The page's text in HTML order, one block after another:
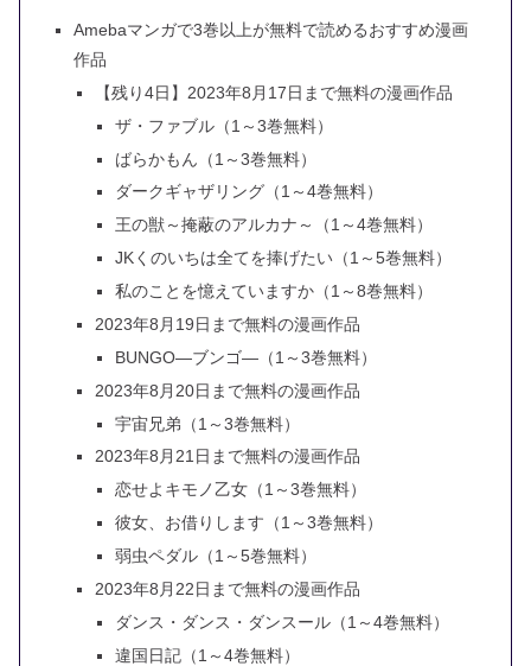
Amebaマンガで3巻以上が無料で読めるおすすめ漫画
作品
【残り4日】2023年8月17日まで無料の漫画作品
ザ・ファブル（1～3巻無料）
ばらかもん（1～3巻無料）
ダークギャザリング（1～4巻無料）
王の獣～掩蔽のアルカナ～（1～4巻無料）
JKくのいちは全てを捧げたい（1～5巻無料）
私のことを憶えていますか（1～8巻無料）
2023年8月19日まで無料の漫画作品
BUNGO―ブンゴ―（1～3巻無料）
2023年8月20日まで無料の漫画作品
宇宙兄弟（1～3巻無料）
2023年8月21日まで無料の漫画作品
恋せよキモノ乙女（1～3巻無料）
彼女、お借りします（1～3巻無料）
弱虫ペダル（1～5巻無料）
2023年8月22日まで無料の漫画作品
ダンス・ダンス・ダンスール（1～4巻無料）
違国日記（1～4巻無料）